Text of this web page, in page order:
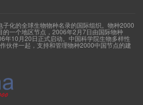
化的全球生物物种名录的国际组织。物种2000
一个地区节点，2006年2月7日由国际物种
年10月20日正式启动。中国科学院生物多样性
伙伴一起，支持和管理物种2000中国节点的建